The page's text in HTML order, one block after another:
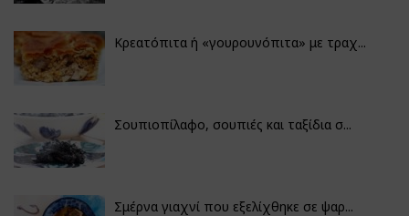
Κρεατόπιτα ή «γουρουνόπιτα» με τραχ...
Σουπιοπίλαφο, σουπιές και ταξίδια σ...
Σμέρνα γιαχνί που εξελίχθηκε σε ψαρ...